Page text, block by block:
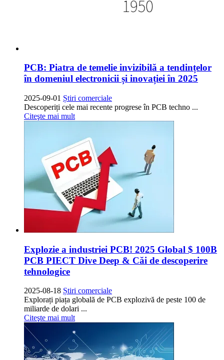
PCB: Piatra de temelie invizibilă a tendințelor
în domeniul electronicii și inovației în 2025
2025-09-01 Știri comerciale
Descoperiți cele mai recente progrese în PCB techno ...
Citeşte mai mult
Explozie a industriei PCB! 2025 Global $ 100B
PCB PIECT Dive Deep & Căi de descoperire
tehnologice
2025-08-18 Știri comerciale
Explorați piața globală de PCB explozivă de peste 100 de
miliarde de dolari ...
Citeşte mai mult